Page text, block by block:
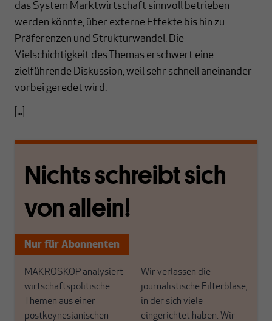
das System Marktwirtschaft sinnvoll betrieben
werden könnte, über externe Effekte bis hin zu
Präferenzen und Strukturwandel. Die
Vielschichtigkeit des Themas erschwert eine
zielführende Diskussion, weil sehr schnell aneinander
vorbei geredet wird.
[...]
Nichts schreibt sich
von allein!
Nur für Abonnenten
MAKROSKOP analysiert
wirtschaftspolitische
Themen aus einer
postkeynesianischen
Wir verlassen die
journalistische Filterblase,
in der sich viele
eingerichtet haben. Wir